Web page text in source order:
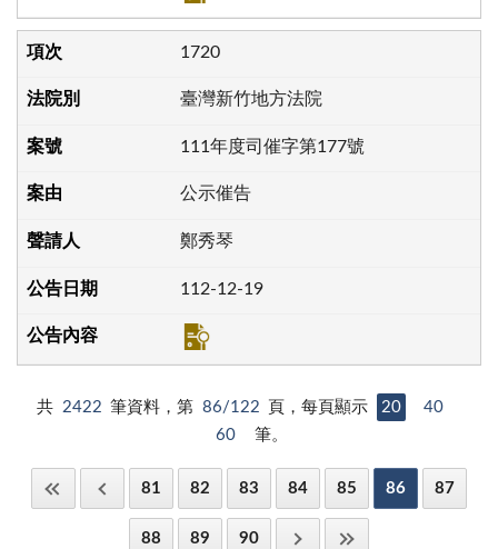
1720
臺灣新竹地方法院
111年度司催字第177號
公示催告
鄭秀琴
112-12-19
共 2422 筆資料，第 86/122 頁，每頁顯示 20
40
60
筆。
81 82 83 84 85 86 87
88 89 90